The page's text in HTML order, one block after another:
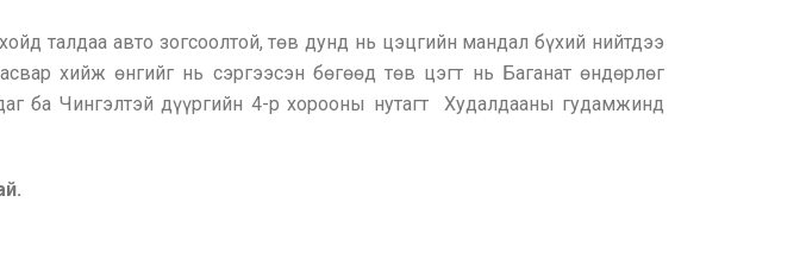
талдаа авто зогсоолтой, төв дунд нь цэцгийн мандал бүхий нийтдээ
хийж өнгийг нь сэргээсэн бөгөөд төв цэгт нь Баганат өндөрлөг
ба Чингэлтэй дүүргийн 4-р хорооны нутагт Худалдааны гудамжинд